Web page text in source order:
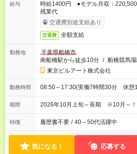
給与
時給1400円 ●モデル月収：220,500
残業代
交通費別途支給あり
交通費 全額支給
勤務地
千葉県船橋市
南船橋駅から徒歩10分 / 船橋競馬
東京ビルアート株式会社
勤務時間 08:50～17:30(実働7時間30分 休憩
期間 2026年10月上旬～長期 ※10月～！
特徴 履歴書不要 / 40～50代活躍中
気になる！ 応募する